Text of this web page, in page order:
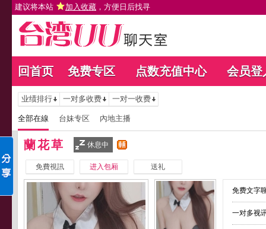
建议将本站 加入收藏 ，方便日后找寻
回首页 免费专区 点数充值中心 会员登
业绩排行 一对多收费 一对一收费
全部在線 台妹专区 內地主播
蘭花草 休息中
免費視訊 进入包厢 送礼
免费文字
一对多视